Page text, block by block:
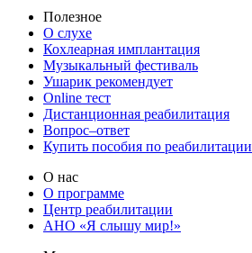
Полезное
О слухе
Кохлеарная имплантация
Музыкальный фестиваль
Ушарик рекомендует
Online тест
Дистанционная реабилитация
Вопрос–ответ
Купить пособия по реабилитации
О нас
О программе
Центр реабилитации
АНО «Я слышу мир!»